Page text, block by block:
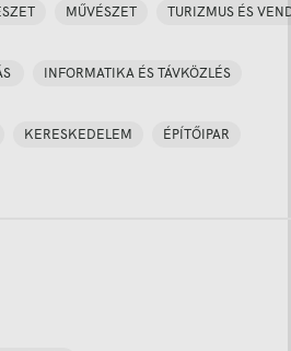
MŰVÉSZET TURIZMUS ÉS
INFORMATIKA ÉS TÁVKÖZLÉS
KERESKEDELEM ÉPÍTŐIPAR